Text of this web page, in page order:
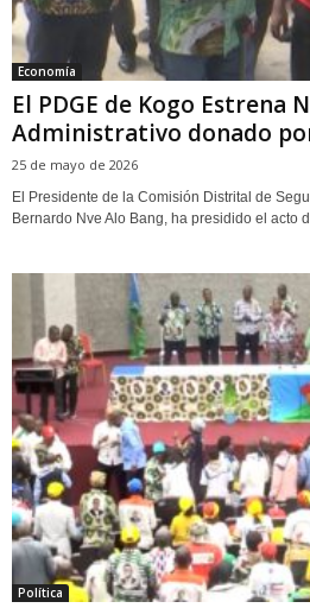
Economía
‎El PDGE de Kogo Estrena
Administrativo donado
25 de mayo de 2026
‎El Presidente de la Comisión Distrital de
Bernardo Nve Alo Bang, ha presidido el acto
Política